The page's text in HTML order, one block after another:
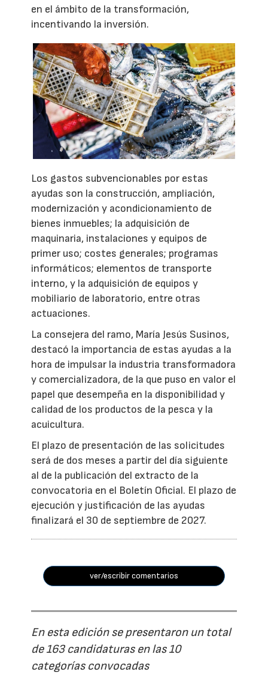
en el ámbito de la transformación,
incentivando la inversión.
Los gastos subvencionables por estas
ayudas son la construcción, ampliación,
modernización y acondicionamiento de
bienes inmuebles; la adquisición de
maquinaria, instalaciones y equipos de
primer uso; costes generales; programas
informáticos; elementos de transporte
interno, y la adquisición de equipos y
mobiliario de laboratorio, entre otras
actuaciones.
La consejera del ramo, María Jesús Susinos,
destacó la importancia de estas ayudas a la
hora de impulsar la industria transformadora
y comercializadora, de la que puso en valor el
papel que desempeña en la disponibilidad y
calidad de los productos de la pesca y la
acuicultura.
El plazo de presentación de las solicitudes
será de dos meses a partir del día siguiente
al de la publicación del extracto de la
convocatoria en el Boletín Oficial. El plazo de
ejecución y justificación de las ayudas
finalizará el 30 de septiembre de 2027.
ver/escribir comentarios
En esta edición se presentaron un total
de 163 candidaturas en las 10
categorías convocadas